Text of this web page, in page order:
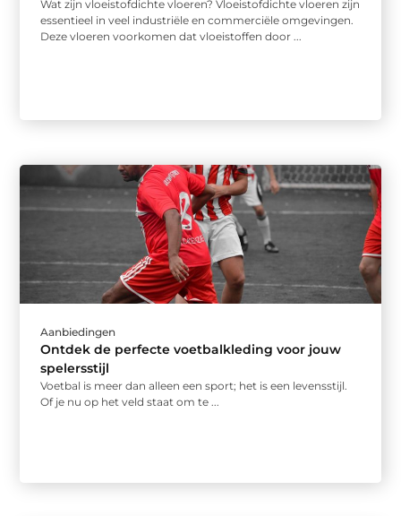
Wat zijn vloeistofdichte vloeren? Vloeistofdichte vloeren zijn
essentieel in veel industriële en commerciële omgevingen.
Deze vloeren voorkomen dat vloeistoffen door ...
Aanbiedingen
Ontdek de perfecte voetbalkleding voor jouw
spelersstijl
Voetbal is meer dan alleen een sport; het is een levensstijl.
Of je nu op het veld staat om te ...